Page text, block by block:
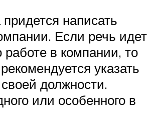
написать
Если речь идет
работе в компании, то
указать
должности.
или особенного в